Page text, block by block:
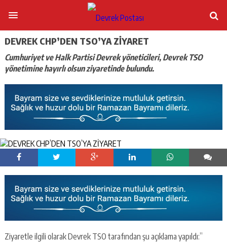
DEVREK CHP’DEN TSO’YA ZİYARET
Cumhuriyet ve Halk Partisi Devrek yöneticileri, Devrek TSO
yönetimine hayırlı olsun ziyaretinde bulundu.
Ziyaretle ilgili olarak Devrek TSO tarafından şu açıklama yapıldı:”